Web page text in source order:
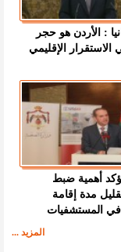
: الأردن هو حجر
الاستقرار الإقليمي
أهمية ضبط
مدة إقامة
المستشفيات
المزيد ...